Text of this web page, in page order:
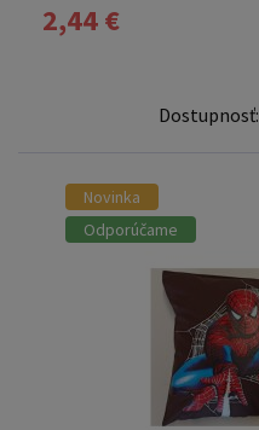
2,44 €
Dostupnosť:
Novinka
Odporúčame